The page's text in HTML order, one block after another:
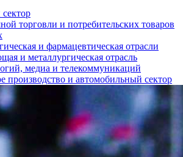
торговли и потребительских товаров
и фармацевтическая отрасли
и металлургическая отрасль
медиа и телекоммуникаций
и автомобильный сектор